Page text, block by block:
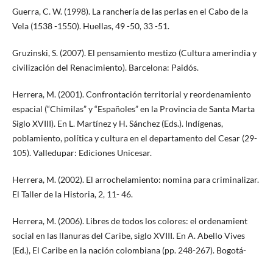
Guerra, C. W. (1998). La ranchería de las perlas en el Cabo de la
Vela (1538 -1550). Huellas, 49 -50, 33 -51.
Gruzinski, S. (2007). El pensamiento mestizo (Cultura amerindia y
civilización del Renacimiento). Barcelona: Paidós.
Herrera, M. (2001). Confrontación territorial y reordenamiento
espacial (“Chimilas” y “Españoles” en la Provincia de Santa Marta
Siglo XVIII). En L. Martínez y H. Sánchez (Eds.). Indígenas,
poblamiento, política y cultura en el departamento del Cesar (29-
105). Valledupar: Ediciones Unicesar.
Herrera, M. (2002). El arrochelamiento: nomina para criminalizar.
El Taller de la Historia, 2, 11- 46.
Herrera, M. (2006). Libres de todos los colores: el ordenamient
social en las llanuras del Caribe, siglo XVIII. En A. Abello Vives
(Ed.), El Caribe en la nación colombiana (pp. 248-267). Bogotá-